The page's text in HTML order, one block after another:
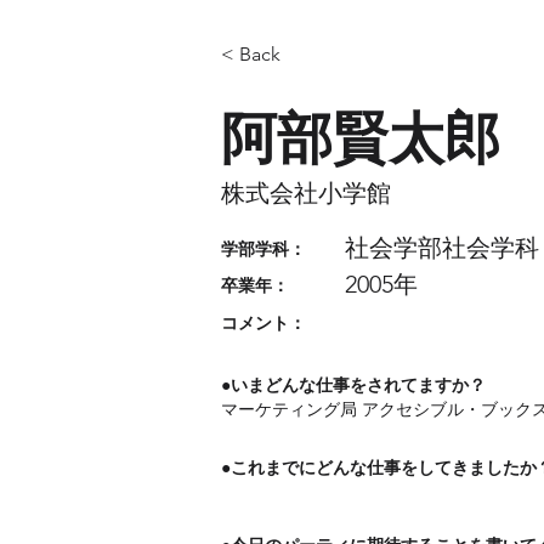
< Back
阿部賢太郎
株式会社小学館
​学部学科：
​卒業年：
コメント：
社会学部社会学科
2005年
●いまどんな仕事をされてますか？
マーケティング局 アクセシブル・ブック
●これまでにどんな仕事をしてきましたか